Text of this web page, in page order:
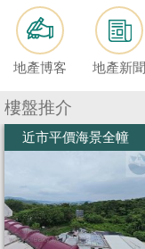
按
揭
地
產
博
客
地
產
新
地產博客 地產新聞
樓盤推介
近市平價海景全幢